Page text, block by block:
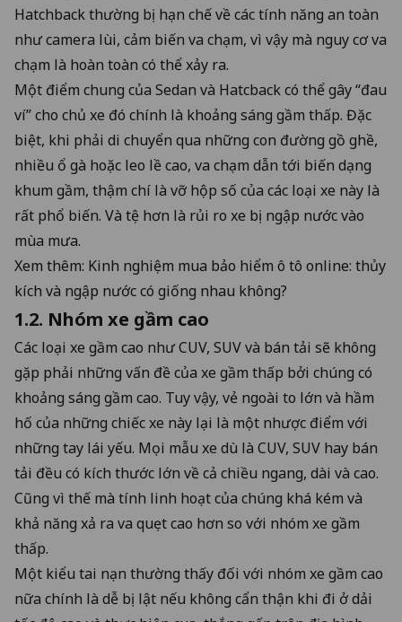
Hatchback thường bị hạn chế về các tính năng an toàn
như camera lùi, cảm biến va chạm, vì vậy mà nguy cơ va
chạm là hoàn toàn có thể xảy ra.
Một điểm chung của Sedan và Hatcback có thể gây “đau
ví” cho chủ xe đó chính là khoảng sáng gầm thấp. Đặc
biệt, khi phải di chuyển qua những con đường gồ ghề,
nhiều ổ gà hoặc leo lề cao, va chạm dẫn tới biến dạng
khum gầm, thậm chí là vỡ hộp số của các loại xe này là
rất phổ biến. Và tệ hơn là rủi ro xe bị ngập nước vào
mùa mưa.
Xem thêm: Kinh nghiệm mua bảo hiểm ô tô online: thủy
kích và ngập nước có giống nhau không?
1.2. Nhóm xe gầm cao
Các loại xe gầm cao như CUV, SUV và bán tải sẽ không
gặp phải những vấn đề của xe gầm thấp bởi chúng có
khoảng sáng gầm cao. Tuy vậy, vẻ ngoài to lớn và hầm
hố của những chiếc xe này lại là một nhược điểm với
những tay lái yếu. Mọi mẫu xe dù là CUV, SUV hay bán
tải đều có kích thước lớn về cả chiều ngang, dài và cao.
Cũng vì thế mà tính linh hoạt của chúng khá kém và
khả năng xả ra va quẹt cao hơn so với nhóm xe gầm
thấp.
Một kiểu tai nạn thường thấy đối với nhóm xe gầm cao
nữa chính là dễ bị lật nếu không cẩn thận khi đi ở dải